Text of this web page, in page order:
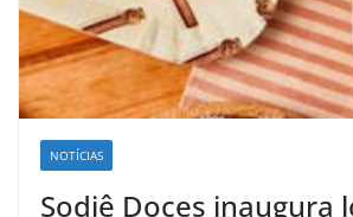
NOTÍCIAS
Sodiê Doces inaugura